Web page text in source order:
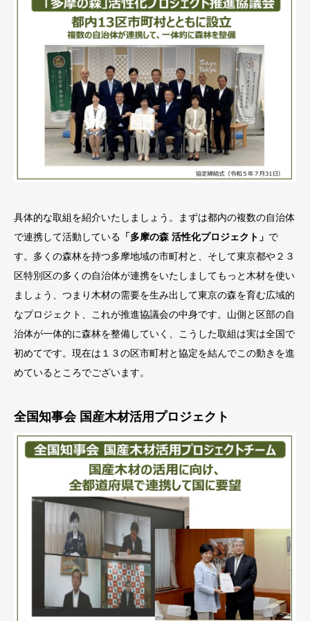
具体的な取組を紹介いたしましょう。まずは都内の複数の自治体
で連携して活動している 「多摩の森 活性化プロジェクト」 で
す。多くの森林を持つ多摩地域の市町村と、そして東京都や２３
区特別区の多くの自治体が連携をいたしましてもっと木材を使い
ましょう、つまり木材の需要を生み出して東京の森を育む広域的
なプロジェクト、これが推進協議会の中身です。山側と区部の自
治体が一体的に森林を整備していく、こうした取組は実は全国で
初めてです。現在は１３の区市町村と協定を結んでこの動きを進
めているところでございます。
全国知事会 国産木材活用プロジェクト